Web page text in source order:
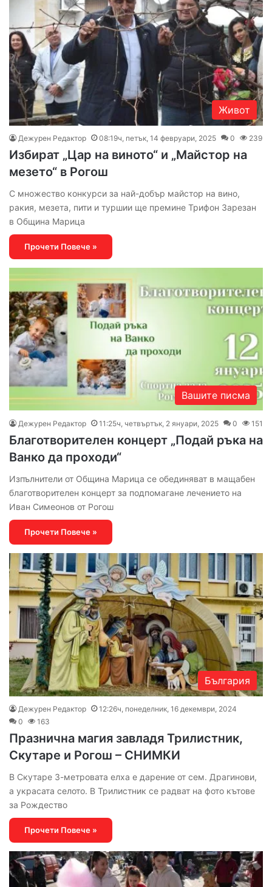
Живот
Дежурен Редактор 08:19ч, петък, 14 февруари, 2025 0 239
Избират „Цар на виното“ и „Майстор на
мезето“ в Рогош
С множество конкурси за най-добър майстор на вино,
ракия, мезета, пити и туршии ще премине Трифон Зарезан
в Община Марица
Прочети Повече »
Вашите писма
Дежурен Редактор 11:25ч, четвъртък, 2 януари, 2025 0 151
Благотворителен концерт „Подай ръка на
Ванко да проходи“
Изпълнители от Община Марица се обединяват в мащабен
благотворителен концерт за подпомагане лечението на
Иван Симеонов от Рогош
Прочети Повече »
България
Дежурен Редактор
12:26ч, понеделник, 16 декември, 2024
0
163
Празнична магия завладя Трилистник,
Скутаре и Рогош – СНИМКИ
В Скутаре 3-метровата елха е дарение от сем. Драгинови,
а украсата селото. В Трилистник се радват на фото кътове
за Рождество
Прочети Повече »